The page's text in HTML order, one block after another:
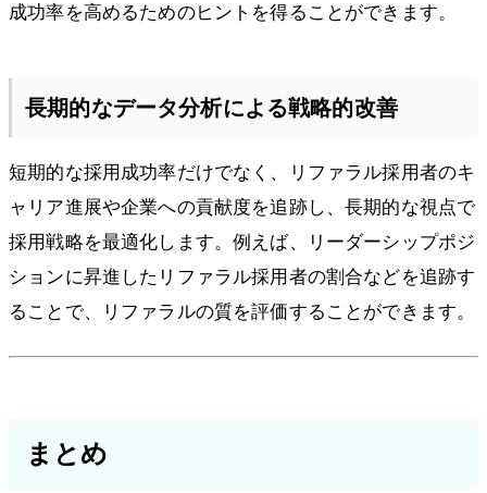
成功率を高めるためのヒントを得ることができます。
長期的なデータ分析による戦略的改善
短期的な採用成功率だけでなく、リファラル採用者のキ
ャリア進展や企業への貢献度を追跡し、長期的な視点で
採用戦略を最適化します。例えば、リーダーシップポジ
ションに昇進したリファラル採用者の割合などを追跡す
ることで、リファラルの質を評価することができます。
まとめ